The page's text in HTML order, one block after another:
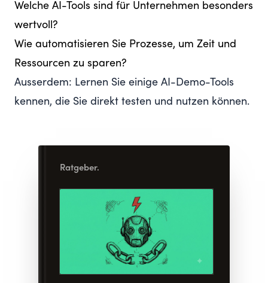
Welche AI-Tools sind für Unternehmen besonders
wertvoll?
Wie automatisieren Sie Prozesse, um Zeit und
Ressourcen zu sparen?
Ausserdem: Lernen Sie einige AI-Demo-Tools
kennen, die Sie direkt testen und nutzen können.
Ratgeber.